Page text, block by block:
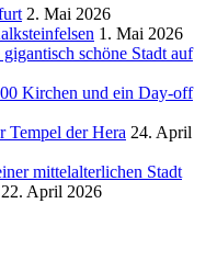
2. Mai 2026
1. Mai 2026
schöne Stadt auf
Kirchen und ein Day-off
Tempel der Hera 24. April
mittelalterlichen Stadt
22. April 2026